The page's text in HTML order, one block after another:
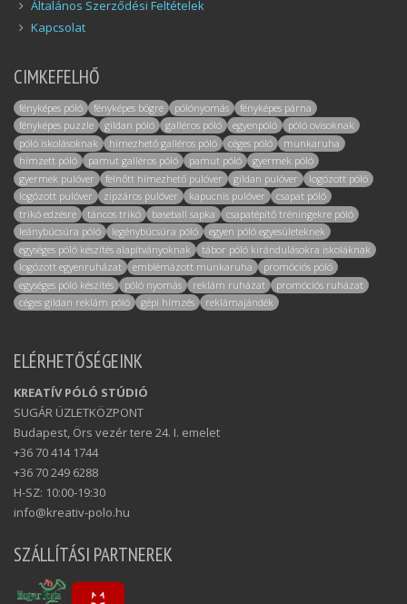
Általános Szerződési Feltételek
Kapcsolat
CIMKEFELHŐ
fényképes póló fényképes bögre pólónyomás
fényképes párna
fényképes puzzle
gildan póló galléros póló egyenpóló
póló ovisoknak
póló iskolásoknak
hímezhető galléros póló céges póló
munkaruha
hímzett póló
pamut galléros póló pamut póló
gyermek póló
gyermek pulóver
felnőtt hímezhető pulóver gildan pulóver
logózott póló
logózott pulóver
zipzáros pulóver kapucnis pulóver
csapat póló
trikó edzésre
táncos trikó baseball sapka
csapatépítő tréningekre póló
leánybúcsúra póló
legénybúcsúra póló
egyen póló egyesületeknek
egységes póló készítés alapítványoknak
tábor póló kirándulásokra iskoláknak
logózott egyenruházat
emblémázott munkaruha
promóciós póló
egységes póló készítés
póló nyomás reklám ruházat
promóciós ruházat
céges gildan reklám póló
gépi hímzés reklámajándék
ELÉRHETŐSÉGEINK
KREATÍV PÓLÓ STÚDIÓ
SUGÁR ÜZLETKÖZPONT
Budapest, Örs vezér tere 24. I. emelet
+36 70 414 1744
+36 70 249 6288
H-SZ: 10:00-19:30
info@kreativ-polo.hu
SZÁLLÍTÁSI PARTNEREK